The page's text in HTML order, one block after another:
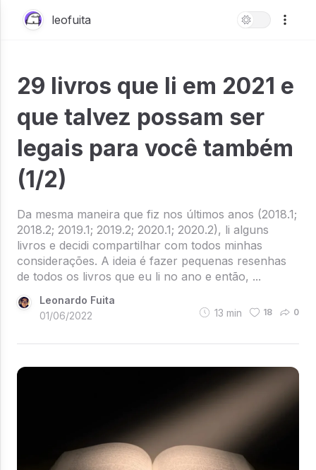
leofuita
29 livros que li em 2021 e
que talvez possam ser
legais para você também
(1/2)
Da mesma maneira que fiz nos últimos anos (2018.1;
2018.2; 2019.1; 2019.2; 2020.1; 2020.2), li alguns
livros e decidi compartilhar com todos minhas
considerações. A ideia é fazer pequenas resenhas
de todos os livros que eu li no ano e então, ...
Leonardo Fuita
01/06/2022
13 min 18 0